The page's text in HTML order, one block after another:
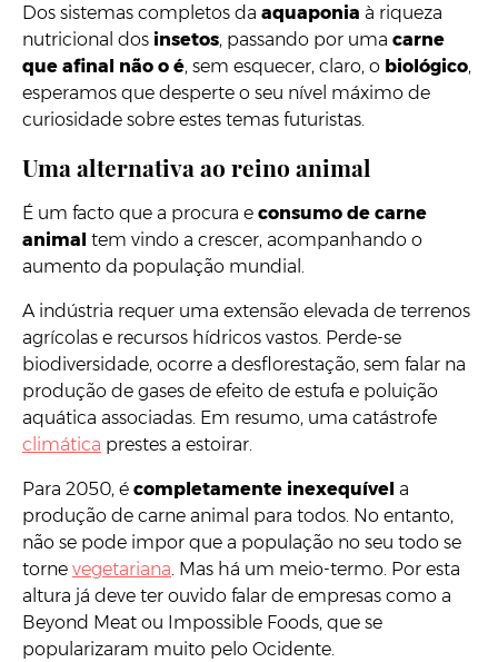
Dos sistemas completos da aquaponia à riqueza
nutricional dos insetos, passando por uma carne
que afinal não o é, sem esquecer, claro, o biológico,
esperamos que desperte o seu nível máximo de
curiosidade sobre estes temas futuristas.
Uma alternativa ao reino animal
É um facto que a procura e consumo de carne
animal tem vindo a crescer, acompanhando o
aumento da população mundial.
A indústria requer uma extensão elevada de terrenos
agrícolas e recursos hídricos vastos. Perde-se
biodiversidade, ocorre a desflorestação, sem falar na
produção de gases de efeito de estufa e poluição
aquática associadas. Em resumo, uma catástrofe
climática prestes a estoirar.
Para 2050, é completamente inexequível a
produção de carne animal para todos. No entanto,
não se pode impor que a população no seu todo se
torne vegetariana. Mas há um meio-termo. Por esta
altura já deve ter ouvido falar de empresas como a
Beyond Meat ou Impossible Foods, que se
popularizaram muito pelo Ocidente.